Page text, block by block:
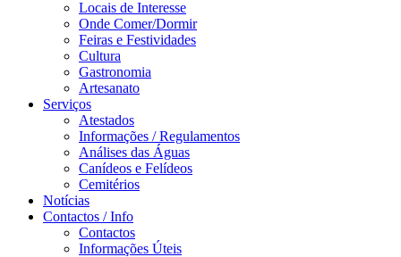
Locais de Interesse
Onde Comer/Dormir
Feiras e Festividades
Cultura
Gastronomia
Artesanato
Serviços
Atestados
Informações / Regulamentos
Análises das Águas
Canídeos e Felídeos
Cemitérios
Notícias
Contactos / Info
Contactos
Informações Úteis